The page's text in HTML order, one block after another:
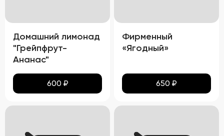
Домашний лимонад
"Грейпфрут-
Ананас"
600 ₽
Фирменный
«Ягодный»
650 ₽